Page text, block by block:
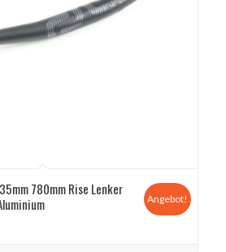
780mm Rise Lenker
Aktueller
Angebot!